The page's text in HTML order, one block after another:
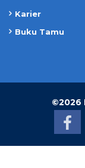
Karier
Buku Tamu
©2026